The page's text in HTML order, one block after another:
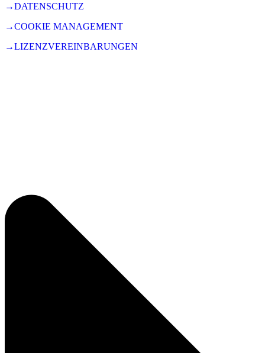
→DATENSCHUTZ
→COOKIE MANAGEMENT
→LIZENZVEREINBARUNGEN